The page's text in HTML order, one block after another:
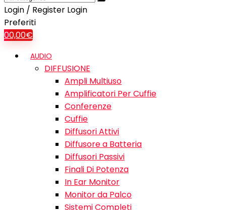
Login / Register Login
Preferiti
00,00€
AUDIO
DIFFUSIONE
Ampli Multiuso
Amplificatori Per Cuffie
Conferenze
Cuffie
Diffusori Attivi
Diffusore a Batteria
Diffusori Passivi
Finali Di Potenza
In Ear Monitor
Monitor da Palco
Sistemi Completi